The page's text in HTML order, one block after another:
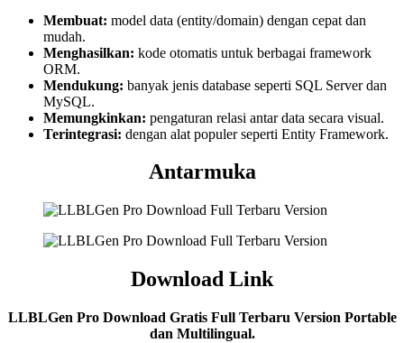
Membuat: model data (entity/domain) dengan cepat dan
mudah.
Menghasilkan: kode otomatis untuk berbagai framework
ORM.
Mendukung: banyak jenis database seperti SQL Server dan
MySQL.
Memungkinkan: pengaturan relasi antar data secara visual.
Terintegrasi: dengan alat populer seperti Entity Framework.
Antarmuka
Download Link
LLBLGen Pro Download Gratis Full Terbaru Version Portable
dan Multilingual.